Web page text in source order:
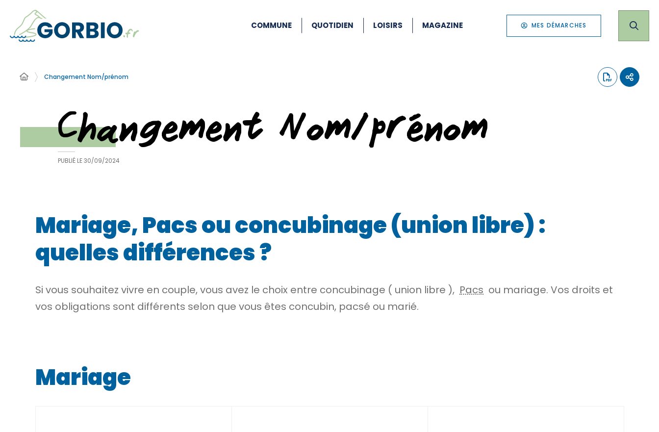
COMMUNE QUOTIDIEN LOISIRS MAGAZINE MES DÉMARCHES
Changement Nom/prénom
Changement Nom/prénom
PUBLIÉ LE30/09/2024
Mariage, Pacs ou concubinage (union libre) :
quelles différences ?
Si vous souhaitez vivre en couple, vous avez le choix entre concubinage ( union libre ), Pacs ou mariage. Vos droits et
vos obligations sont différents selon que vous êtes concubin, pacsé ou marié.
Mariage